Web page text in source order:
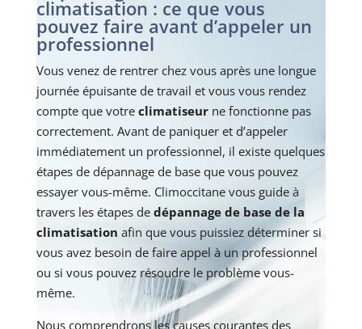
climatisation : ce que vous
pouvez faire avant d’appeler un
professionnel
Vous venez de rentrer chez vous après une longue
journée épuisante de travail et vous vous rendez
compte que votre climatiseurne fonctionne pas
correctement. Avant de paniquer et d’appeler
immédiatement un professionnel, il existe quelques
étapes de dépannage de base que vous pouvez
essayer vous-même. Climoccitane vous guide à
travers les étapes de dépannage de base de la
climatisation afin que vous puissiez déterminer si
vous avez besoin de faire appel à un professionnel
ou si vous pouvez résoudre le problème vous-
même.
Nous comprendrons les causes courantes des